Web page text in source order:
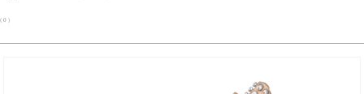
( 0 )